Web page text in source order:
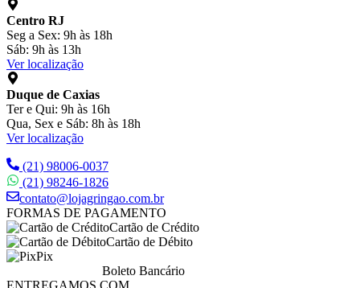
Centro RJ
Seg a Sex: 9h às 18h
Sáb: 9h às 13h
Ver localização
Duque de Caxias
Ter e Qui: 9h às 16h
Qua, Sex e Sáb: 8h às 18h
Ver localização
(21) 98006-0037
(21) 98246-1826
contato@lojagringao.com.br
FORMAS DE PAGAMENTO
Cartão de Crédito
Cartão de Débito
Pix
Boleto Bancário
ENTREGAMOS COM